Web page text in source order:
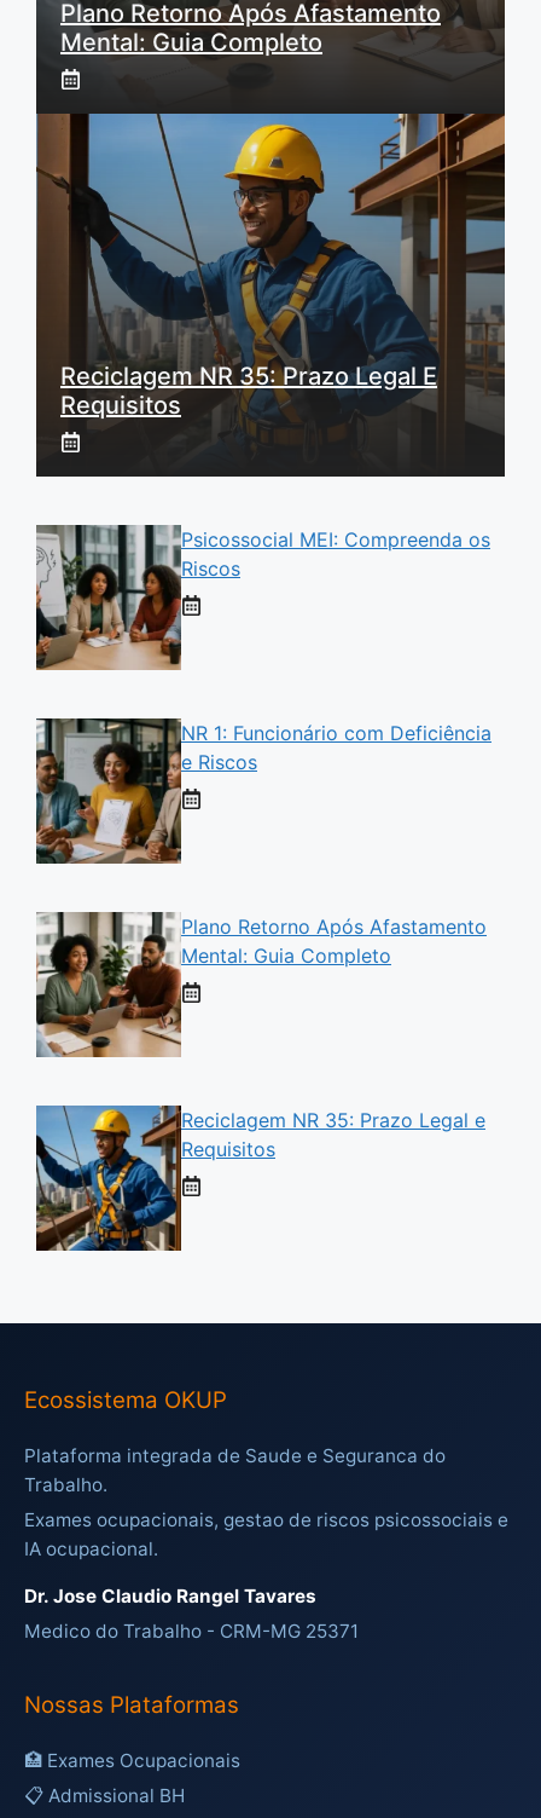
Plano Retorno Após Afastamento
Mental: Guia Completo
Reciclagem NR 35: Prazo Legal E
Requisitos
Psicossocial MEI: Compreenda os
Riscos
NR 1: Funcionário com Deficiência
e Riscos
Plano Retorno Após Afastamento
Mental: Guia Completo
Reciclagem NR 35: Prazo Legal e
Requisitos
Ecossistema OKUP
Plataforma integrada de Saude e Seguranca do
Trabalho.
Exames ocupacionais, gestao de riscos psicossociais e
IA ocupacional.
Dr. Jose Claudio Rangel Tavares
Medico do Trabalho - CRM-MG 25371
Nossas Plataformas
🏥 Exames Ocupacionais
📋 Admissional BH